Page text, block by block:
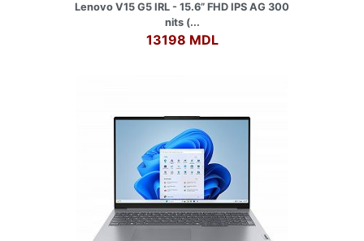
Lenovo V15 G5 IRL - 15.6” FHD IPS AG 300
nits (...
13198 MDL